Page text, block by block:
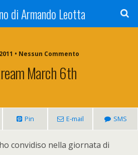
di Armando Leotta
• Nessun Commento
March 6th
Pin E-mail SMS
convidiso nella giornata di